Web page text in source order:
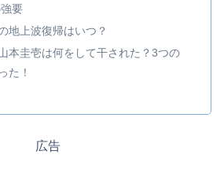
要
地上波復帰はいつ？
本圭壱は何をして干された？3つの
た！
広告